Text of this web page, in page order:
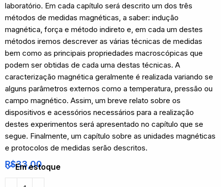
laboratório. Em cada capítulo será descrito um dos três
métodos de medidas magnéticas, a saber: indução
magnética, força e método indireto e, em cada um destes
métodos iremos descrever as várias técnicas de medidas
bem como as principais propriedades macroscópicas que
podem ser obtidas de cada uma destas técnicas. A
caracterização magnética geralmente é realizada variando se
alguns parâmetros externos como a temperatura, pressão ou
campo magnético. Assim, um breve relato sobre os
dispositivos e acessórios necessários para a realização
destes experimentos será apresentado no capítulo que se
segue. Finalmente, um capítulo sobre as unidades magnéticas
e protocolos de medidas serão descritos.
R$33,00
Em estoque